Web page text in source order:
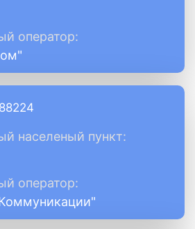
оператор:
населеный пункт:
оператор: